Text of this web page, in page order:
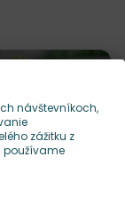
návštevníkoch,
zážitku z
používame